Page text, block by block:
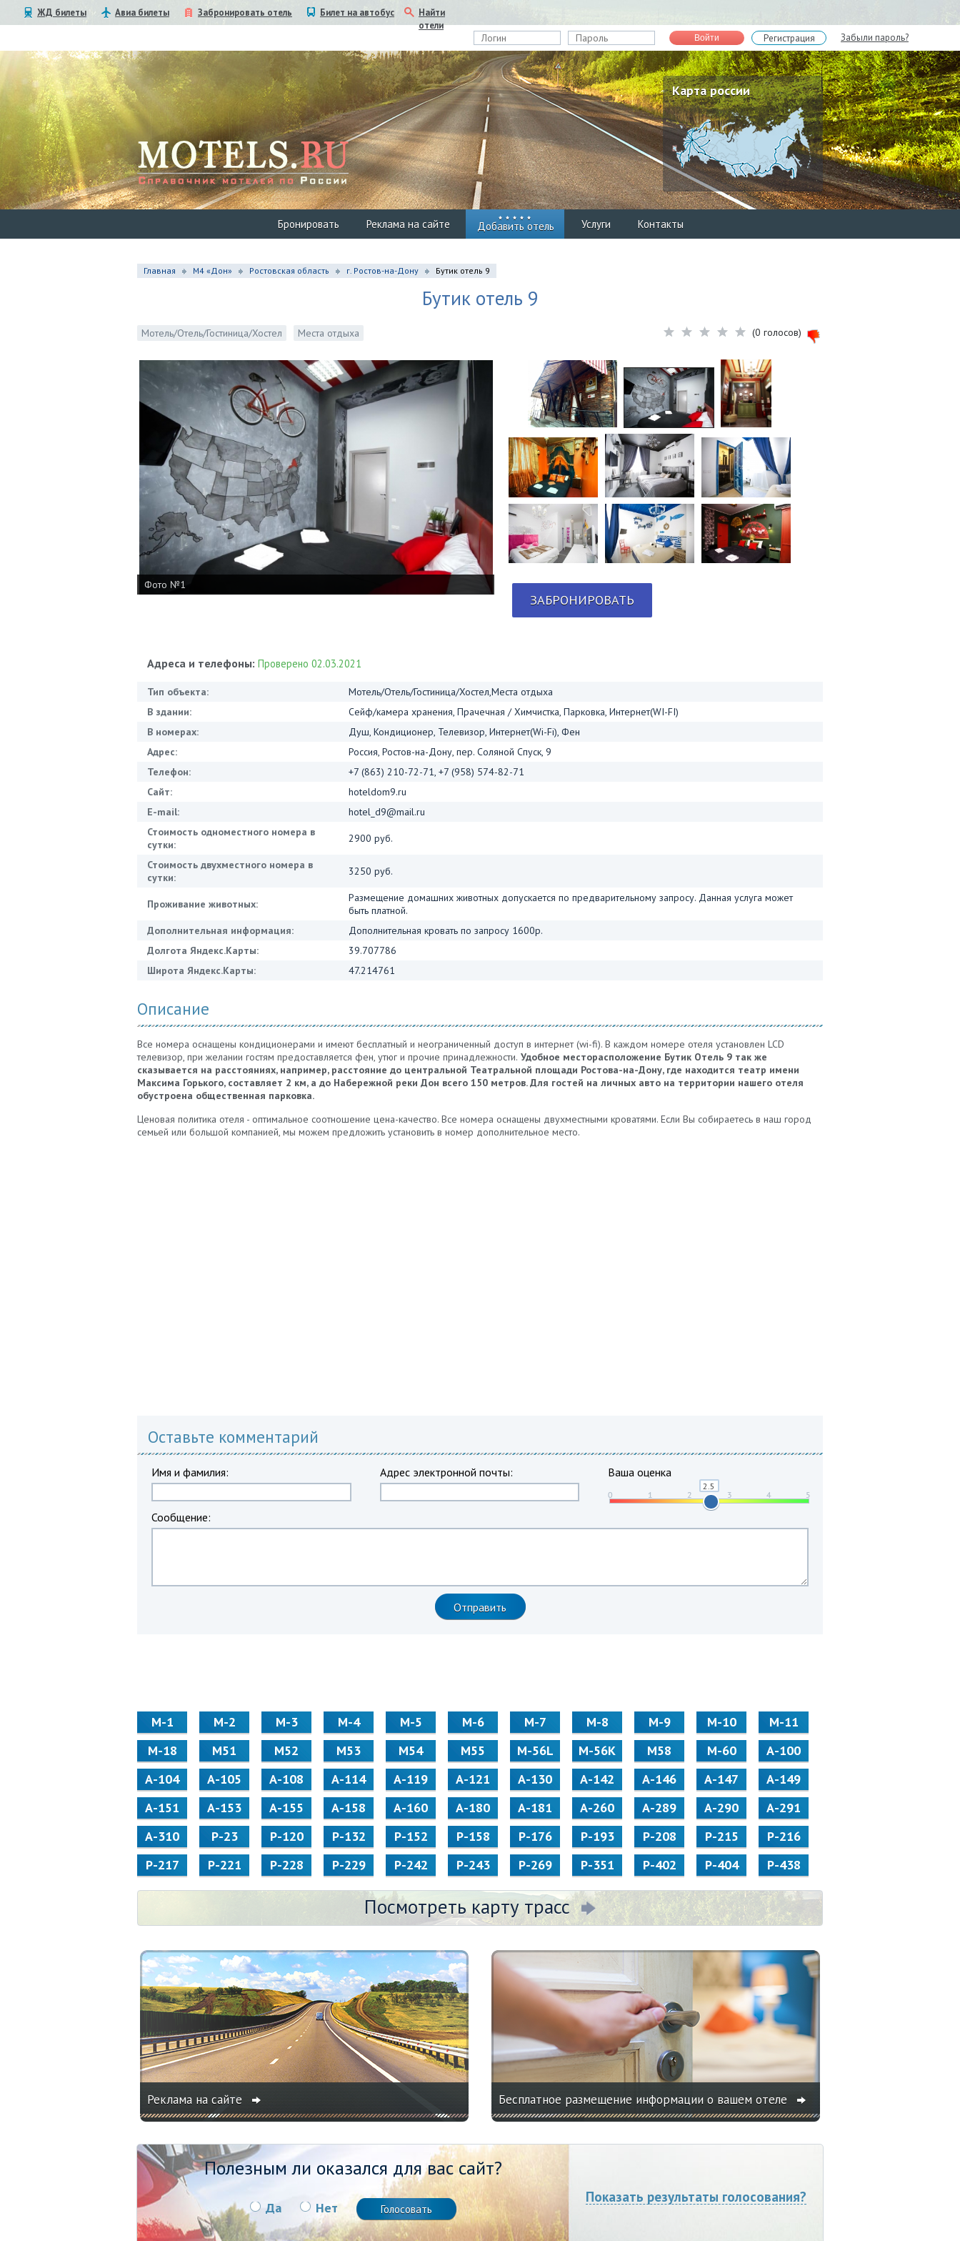
ЖД билеты Авиа билеты Забронировать отель Билет на автобус
Найти
отели
Войти Регистрация Забыли пароль?
Карта россии
Бронировать Реклама на сайте Добавить отель Услуги Контакты
Главная М4 «Дон» Ростовская область г. Ростов-на-Дону Бутик отель 9
Бутик отель 9
Мотель/Отель/Гостиница/Хостел Места отдыха (0 голосов)
Фото №1
ЗАБРОНИРОВАТЬ
Адреса и телефоны: Проверено 02.03.2021
Тип объекта:
Мотель/Отель/Гостиница/Хостел,Места отдыха
В здании:
Сейф/камера хранения, Прачечная / Химчистка, Парковка, Интернет(WI-FI)
В номерах:
Душ, Кондиционер, Телевизор, Интернет(Wi-Fi), Фен
Адрес:
Россия, Ростов-на-Дону, пер. Соляной Спуск, 9
Телефон:
+7 (863) 210-72-71, +7 (958) 574-82-71
Сайт:
hoteldom9.ru
E-mail:
hotel_d9@mail.ru
Стоимость одноместного номера в
сутки:
2900 руб.
Стоимость двухместного номера в
сутки:
3250 руб.
Проживание животных:
Размещение домашних животных допускается по предварительному запросу. Данная услуга может
быть платной.
Дополнительная информация:
Дополнительная кровать по запросу 1600р.
Долгота Яндекс.Карты:
39.707786
Широта Яндекс.Карты:
47.214761
Описание
Все номера оснащены кондиционерами и имеют бесплатный и неограниченный доступ в интернет (wi-fi). В каждом номере отеля установлен LCD
телевизор, при желании гостям предоставляется фен, утюг и прочие принадлежности. Удобное месторасположение Бутик Отель 9 так же
сказывается на расстояниях, например, расстояние до центральной Театральной площади Ростова-на-Дону, где находится театр имени
Максима Горького, составляет 2 км, а до Набережной реки Дон всего 150 метров. Для гостей на личных авто на территории нашего отеля
обустроена общественная парковка.
Ценовая политика отеля - оптимальное соотношение цена-качество. Все номера оснащены двухместными кроватями. Если Вы собираетесь в наш город
семьей или большой компанией, мы можем предложить установить в номер дополнительное место.
Оставьте комментарий
Имя и фамилия: Адрес электронной почты: Ваша оценка
Сообщение:
М-1 М-2 М-3 М-4 М-5 М-6 М-7 М-8 М-9 М-10
М-11
М-18
М51 М52 М53 М54 М55 M-56L M-56K М58 M-60
А-100
А-104
А-105 А-108 А-114 А-119 А-121 А-130 А-142 А-146 А-147
А-149
А-151
А-153 А-155 А-158 А-160 А-180 А-181 А-260 А-289 А-290
А-291
А-310
Р-23 Р-120 Р-132 Р-152 Р-158 Р-176 Р-193 Р-208 Р-215
Р-216
Р-217
Р-221 Р-228 Р-229 Р-242 Р-243 Р-269 Р-351 Р-402 Р-404 Р-438
Посмотреть карту трасс
Реклама на сайте Бесплатное размещение информации о вашем отеле
Полезным ли оказался для вас сайт?
Да Нет
Показать результаты голосования?